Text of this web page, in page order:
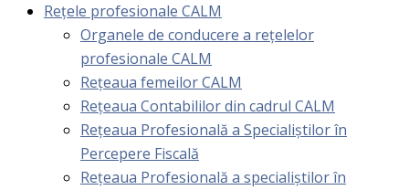
Rețele profesionale CALM
Organele de conducere a rețelelor
profesionale CALM
Rețeaua femeilor CALM
Rețeaua Contabililor din cadrul CALM
Rețeaua Profesională a Specialiștilor în
Percepere Fiscală
Reţeaua Profesională a specialiştilor în